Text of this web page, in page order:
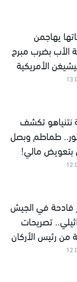
يهاجمن
الأب بضرب مبرح
الأمريكية
نتنياهو تكشف
طماطم وبصل
بتعويض مالي!
فادحة في الجيش
تصريحات
من رئيس الأركان